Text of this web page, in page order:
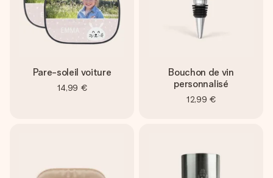
Pare-soleil voiture
14,99 €
Bouchon de vin
personnalisé
12,99 €